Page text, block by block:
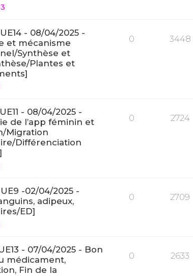
- 08/04/2025 -
et mécanisme
Synthèse et
Plantes et
0 3448
- 08/04/2025 -
de l’app féminin et
Migration
Différenciation
0 2724
-02/04/2025 -
adipeux,
ED]
0 2709
- 07/04/2025 - Bon
médicament,
Fin de la
0 2633